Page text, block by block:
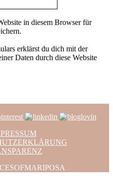
in diesem Browser für
erklärst du dich mit der
Daten durch diese Website